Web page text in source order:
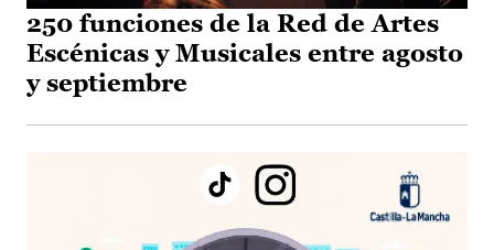
250 funciones de la Red de Artes
Escénicas y Musicales entre agosto
y septiembre